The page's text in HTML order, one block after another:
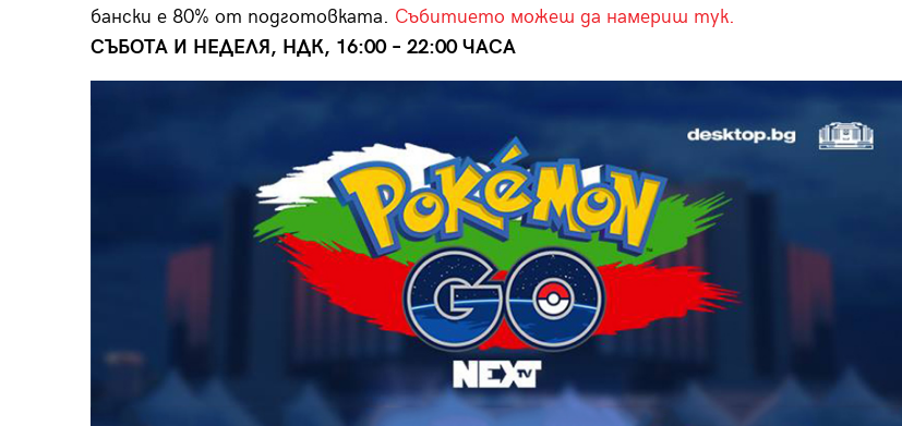
бански е 80% от подготовката. Събитието можеш да намериш тук.
СЪБОТА И НЕДЕЛЯ, НДК, 16:00 – 22:00 ЧАСА